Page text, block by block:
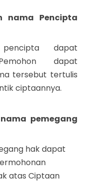
nama Pencipta
dapat
dapat
tersebut tertulis
ciptaannya.
pemegang
hak dapat
atas Ciptaan